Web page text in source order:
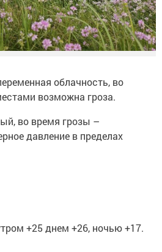
облачность, во
возможна гроза.
во время грозы –
давление в пределах
+25 днем +26, ночью +17.